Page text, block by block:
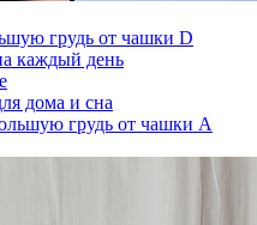
грудь от чашки D
каждый день
дома и сна
грудь от чашки А